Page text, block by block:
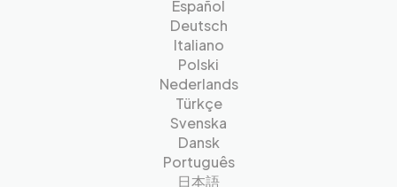
Español
Deutsch
Italiano
Polski
Nederlands
Türkçe
Svenska
Dansk
Português
日本語